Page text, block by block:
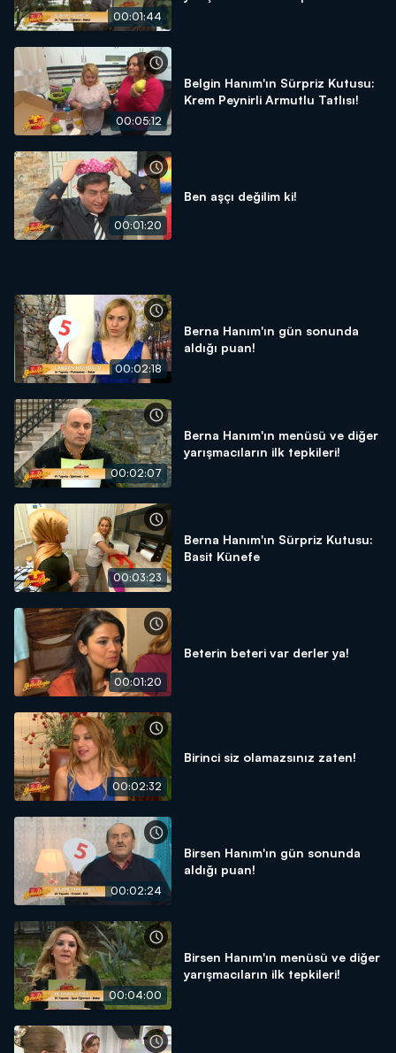
00:01:44
00:05:12
Belgin Hanım'ın Sürpriz Kutusu:
Krem Peynirli Armutlu Tatlısı!
00:01:20
Ben aşçı değilim ki!
00:02:18
Berna Hanım'ın gün sonunda
aldığı puan!
00:02:07
Berna Hanım'ın menüsü ve diğer
yarışmacıların ilk tepkileri!
00:03:23
Berna Hanım'ın Sürpriz Kutusu:
Basit Künefe
00:01:20
Beterin beteri var derler ya!
00:02:32
Birinci siz olamazsınız zaten!
00:02:24
Birsen Hanım'ın gün sonunda
aldığı puan!
00:04:00
Birsen Hanım'ın menüsü ve diğer
yarışmacıların ilk tepkileri!